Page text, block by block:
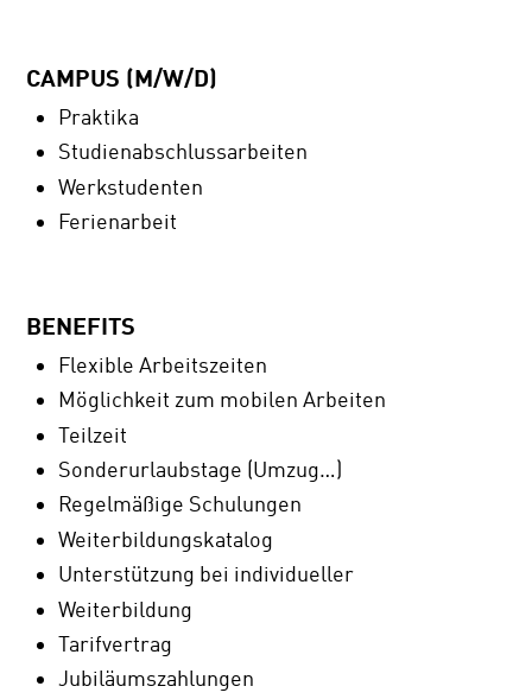
CAMPUS (M/W/D)
Praktika
Studienabschlussarbeiten
Werkstudenten
Ferienarbeit
BENEFITS
Flexible Arbeitszeiten
Möglichkeit zum mobilen Arbeiten
Teilzeit
Sonderurlaubstage (Umzug…)
Regelmäßige Schulungen
Weiterbildungskatalog
Unterstützung bei individueller
Weiterbildung
Tarifvertrag
Jubiläumszahlungen